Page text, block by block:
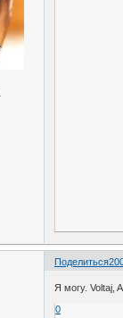
Поделиться
Я могу. Voltaj,
0